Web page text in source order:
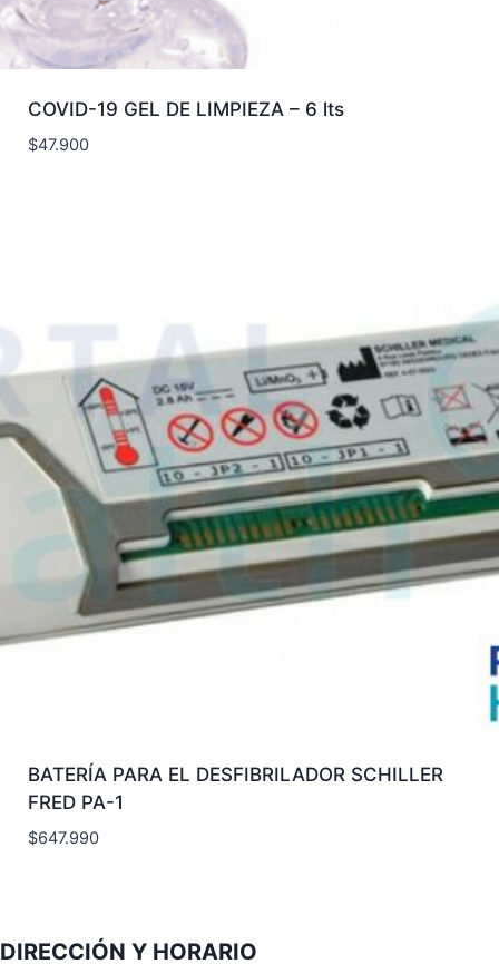
COVID-19 GEL DE LIMPIEZA – 6 lts
$47.900
BATERÍA PARA EL DESFIBRILADOR SCHILLER
FRED PA-1
$647.990
DIRECCIÓN Y HORARIO